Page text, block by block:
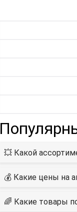
💥 Какой
💰 Какие цены на
🌈 Какие товары